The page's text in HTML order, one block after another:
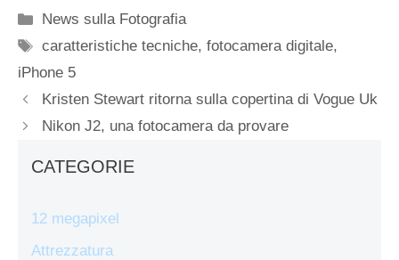
Categorie
News sulla Fotografia
Tag
caratteristiche tecniche,fotocamera digitale,
iPhone 5
Kristen Stewart ritorna sulla copertina di Vogue Uk
Nikon J2, una fotocamera da provare
CATEGORIE
12 megapixel
Attrezzatura